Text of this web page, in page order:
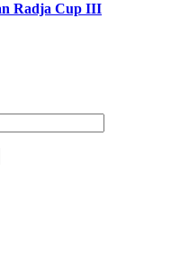
Radja Cup III